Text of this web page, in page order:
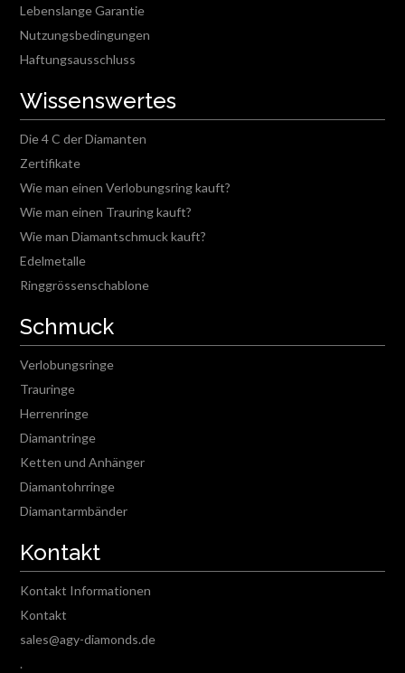
Lebenslange Garantie
Nutzungsbedingungen
Haftungsausschluss
Wissenswertes
Die 4 C der Diamanten
Zertifikate
Wie man einen Verlobungsring kauft?
Wie man einen Trauring kauft?
Wie man Diamantschmuck kauft?
Edelmetalle
Ringgrössenschablone
Schmuck
Verlobungsringe
Trauringe
Herrenringe
Diamantringe
Ketten und Anhänger
Diamantohrringe
Diamantarmbänder
Kontakt
Kontakt Informationen
Kontakt
sales@agy-diamonds.de
.